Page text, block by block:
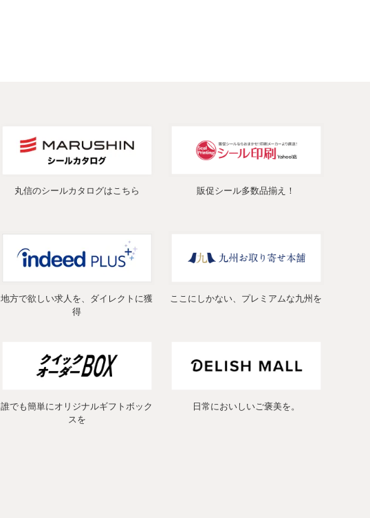
丸信のシールカタログはこちら 販促シール多数品揃え！
地方で欲しい求人を、ダイレクトに獲
得
ここにしかない、プレミアムな九州を
誰でも簡単にオリジナルギフトボック
スを
日常においしいご褒美を。